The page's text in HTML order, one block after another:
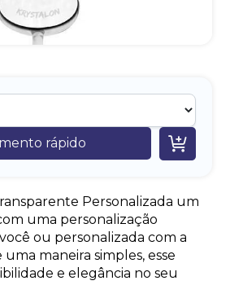
rápido 
Personalizada um
uma personalização
ou personalizada com a
maneira simples, esse
e elegância no seu